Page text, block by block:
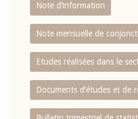
Note d’information
Note mensuelle de
Etudes réalisées dans le
Documents d’études et de